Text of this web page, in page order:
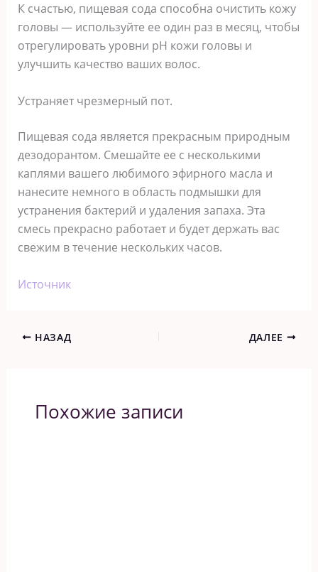
К счастью, пищевая сода способна очистить кожу
головы — используйте ее один раз в месяц, чтобы
отрегулировать уровни рН кожи головы и
улучшить качество ваших волос.
Устраняет чрезмерный пот.
Пищевая сода является прекрасным природным
дезодорантом. Смешайте ее с несколькими
каплями вашего любимого эфирного масла и
нанесите немного в область подмышки для
устранения бактерий и удаления запаха. Эта
смесь прекрасно работает и будет держать вас
свежим в течение нескольких часов.
Источник
НАЗАД ДАЛЕЕ
Похожие записи